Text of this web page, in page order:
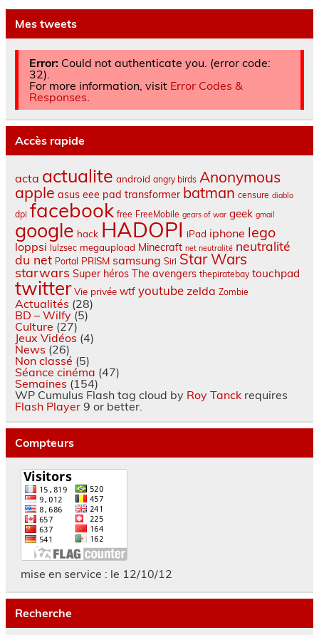
Mes tweets
Error:Could not authenticate you. (error code:
32).
For more information, visit Error Codes &
Responses
Accès rapide
acta actualite android angry birds Anonymous
apple asus eee pad transformer batman censure diablo
dpi facebook free FreeMobile gears of war geek gmail
google hack HADOPI iPad iphone lego
loppsi lulzsec megaupload Minecraft net neutralité neutralité
du net Portal PRISM samsung Siri Star Wars
starwars Super héros The avengers thepiratebay touchpad
twitter Vie privée wtf youtube zelda Zombie
Actualités (28)
BD – Wilfy(5)
Culture (27)
Jeux Vidéos (4)
News (26)
Non classé (5)
Séance cinéma (47)
Semaines (154)
WP Cumulus Flash tag cloud by Roy Tanckrequires
Flash Player9 or better.
Compteurs
mise en service : le 12/10/12
Recherche